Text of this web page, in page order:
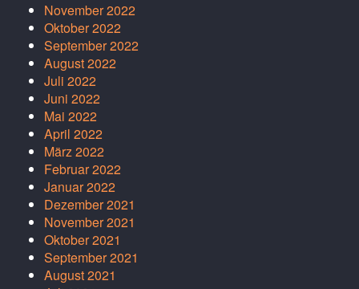
November 2022
Oktober 2022
September 2022
August 2022
Juli 2022
Juni 2022
Mai 2022
April 2022
März 2022
Februar 2022
Januar 2022
Dezember 2021
November 2021
Oktober 2021
September 2021
August 2021